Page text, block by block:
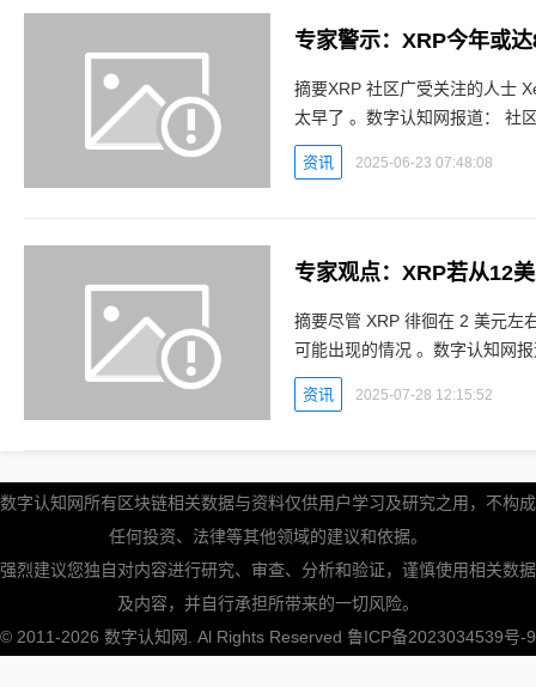
专家警示：XRP今年或
摘要XRP 社区广受关注的人士
太早了 。数字认知网报道： 社区中备受关注的分析师 Xena 表示，尽管有观点认为 XRP 有
望在今年达到 8 美元的目标价
资讯 2025-06-23 07:48:08
专家观点：XRP若从12
摘要尽管 XRP 徘徊在 2 美元左
可能出现的情况 。数字认知网报道： 尽管 XRP 目前价格徘徊在 2 美元左右，
机者已经开始思考其未来可能达
资讯 2025-07-28 12:15:52
数字认知网所有区块链相关数据与资料仅供用户学习及研究之用，不构成
任何投资、法律等其他领域的建议和依据。
强烈建议您独自对内容进行研究、审查、分析和验证，谨慎使用相关数据
及内容，并自行承担所带来的一切风险。
© 2011-2026 数字认知网 . Al Rights Reserved 鲁ICP备2023034539号-9